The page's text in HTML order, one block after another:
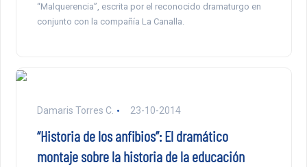
“Malquerencia”, escrita por el reconocido dramaturgo en
conjunto con la compañía La Canalla.
Damaris Torres C. 23-10-2014
“Historia de los anfibios”: El dramático
montaje sobre la historia de la educación